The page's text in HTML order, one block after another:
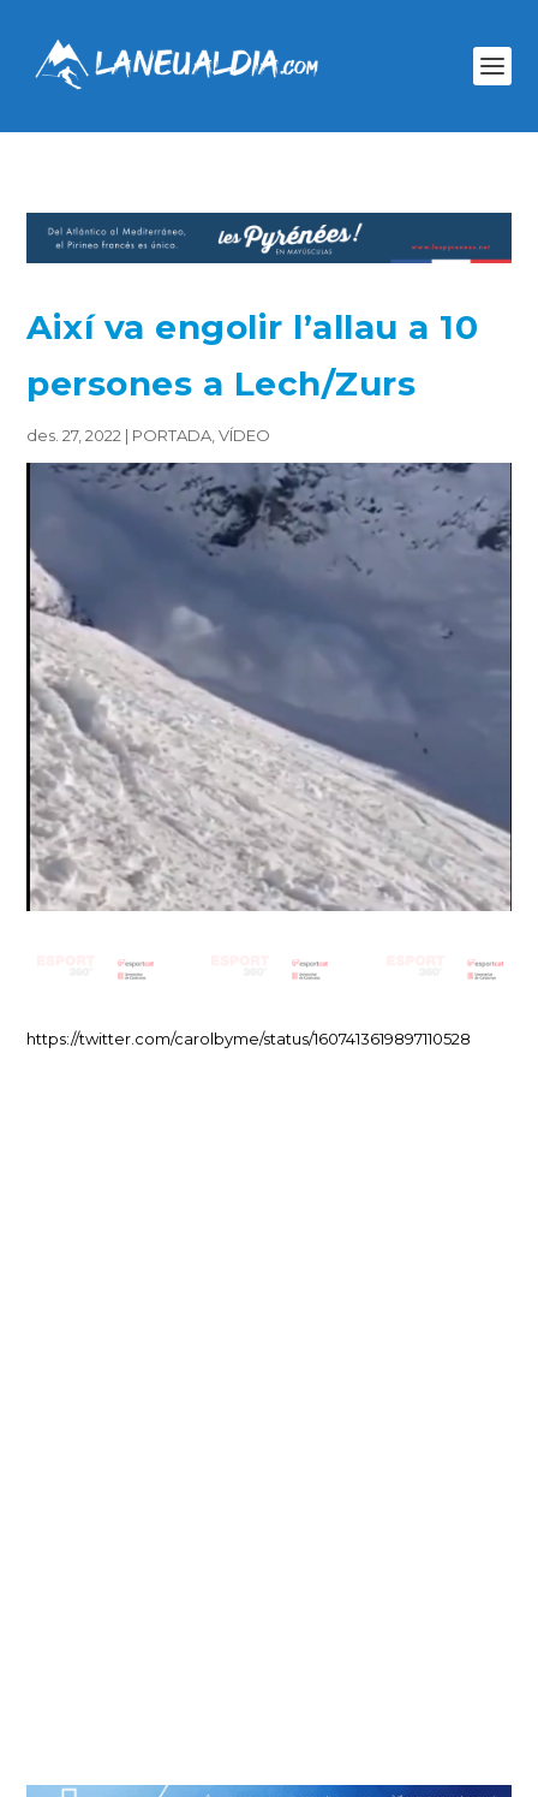
Així va engolir l’allau a 10
persones a Lech/Zurs
des. 27, 2022 | PORTADA ,VÍDEO
https://twitter.com/carolbyme/status/1607413619897110528